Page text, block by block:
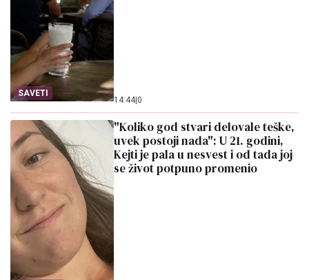
SAVETI
14:44|0
"Koliko god stvari delovale teške,
uvek postoji nada": U 21. godini,
Kejti je pala u nesvest i od tada joj
se život potpuno promenio